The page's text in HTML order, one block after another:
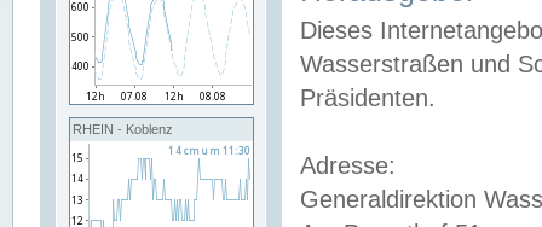
RHEIN - Koblenz
Dieses
Wasserstraßen und
Präsidenten.
Adresse:
Generaldirektion